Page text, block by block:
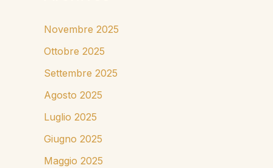
Novembre 2025
Ottobre 2025
Settembre 2025
Agosto 2025
Luglio 2025
Giugno 2025
Maggio 2025